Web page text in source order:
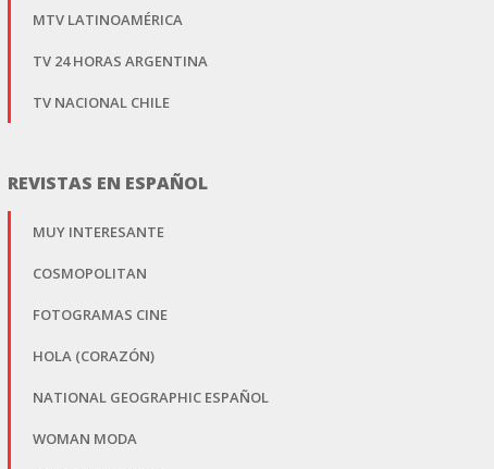
MTV LATINOAMÉRICA
TV 24 HORAS ARGENTINA
TV NACIONAL CHILE
REVISTAS EN ESPAÑOL
MUY INTERESANTE
COSMOPOLITAN
FOTOGRAMAS CINE
HOLA (CORAZÓN)
NATIONAL GEOGRAPHIC ESPAÑOL
WOMAN MODA